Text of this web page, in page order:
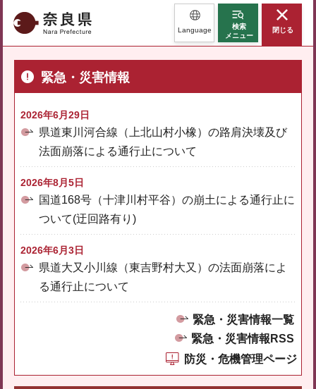
奈良県 Language
検索
メニュー
閉じる
緊急・災害情報
2026年6月29日
県道東川河合線（上北山村小橡）の路肩決壊及び
法面崩落による通行止について
2026年8月5日
国道168号（十津川村平谷）の崩土による通行止に
ついて(迂回路有り)
2026年6月3日
県道大又小川線（東吉野村大又）の法面崩落によ
る通行止について
緊急・災害情報一覧
緊急・災害情報RSS
防災・危機管理ページ